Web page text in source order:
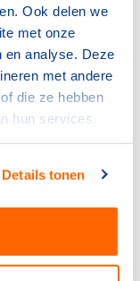
Ook delen we
met onze
en analyse. Deze
met andere
die ze hebben
hun services.
Details tonen
drie van de vier
Zou het dan
van de laatste
in. Bij 3-3
sleepte Kroon
Met
sloot Nederland
zijn opvallende
vlag te
de Spelen
Kroon uit